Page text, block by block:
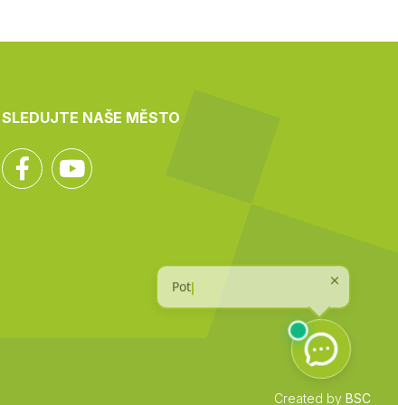
SLEDUJTE NAŠE MĚSTO
Facebook
Created by BSC